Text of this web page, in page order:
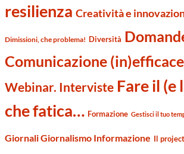
resilienza Creatività e
Dimissioni, che problema! Diversità
Comunicazione (in)efficace
Webinar. Interviste Fare il (e
che fatica… Formazione Gestisci il tuo
Giornali Giornalismo Informazione Il